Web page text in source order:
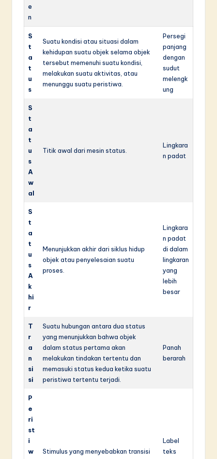
e
n
S
t
a
t
u
s
Suatu kondisi atau situasi dalam
kehidupan suatu objek selama objek
tersebut memenuhi suatu kondisi,
melakukan suatu aktivitas, atau
menunggu suatu peristiwa.
Persegi
panjang
dengan
sudut
melengk
ung
S
t
a
t
u
s
A
w
al
Titik awal dari mesin status.
Lingkara
n padat
S
t
a
t
u
s
A
k
hi
r
Menunjukkan akhir dari siklus hidup
objek atau penyelesaian suatu
proses.
Lingkara
n padat
di dalam
lingkaran
yang
lebih
besar
T
r
a
n
si
si
Suatu hubungan antara dua status
yang menunjukkan bahwa objek
dalam status pertama akan
melakukan tindakan tertentu dan
memasuki status kedua ketika suatu
peristiwa tertentu terjadi.
Panah
berarah
P
e
ri
st
i
w
Stimulus yang menyebabkan transisi
Label
teks